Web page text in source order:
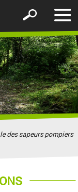
le
Afficher
formulaire
de
recherche
des sapeurs pompiers